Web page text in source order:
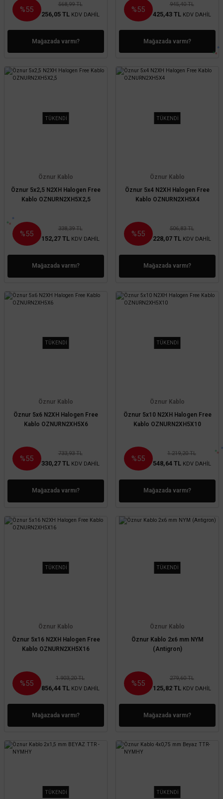
%55
568,99 TL
256,05 TL KDV DAHİL
Mağazada varmı?
%55
945,40 TL
425,43 TL KDV DAHİL
Mağazada varmı?
TÜKENDİ
Öznur Kablo
Öznur 5x2,5 N2XH Halogen Free
Kablo OZNURN2XH5X2,5
%55
338,39 TL
152,27 TL KDV DAHİL
Mağazada varmı?
TÜKENDİ
Öznur Kablo
Öznur 5x4 N2XH Halogen Free
Kablo OZNURN2XH5X4
%55
506,83 TL
228,07 TL KDV DAHİL
Mağazada varmı?
TÜKENDİ
Öznur Kablo
Öznur 5x6 N2XH Halogen Free
Kablo OZNURN2XH5X6
%55
733,93 TL
330,27 TL KDV DAHİL
Mağazada varmı?
TÜKENDİ
Öznur Kablo
Öznur 5x10 N2XH Halogen Free
Kablo OZNURN2XH5X10
%55
1.219,20 TL
548,64 TL KDV DAHİL
Mağazada varmı?
TÜKENDİ
Öznur Kablo
Öznur 5x16 N2XH Halogen Free
Kablo OZNURN2XH5X16
%55
1.903,20 TL
856,44 TL KDV DAHİL
Mağazada varmı?
TÜKENDİ
Öznur Kablo
Öznur Kablo 2x6 mm NYM
(Antigron)
%55
279,60 TL
125,82 TL KDV DAHİL
Mağazada varmı?
TÜKENDİ TÜKENDİ